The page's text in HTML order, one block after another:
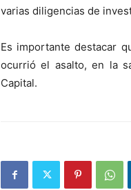
varias diligencias de
Es importante destacar
ocurrió el asalto, en la
Capital.